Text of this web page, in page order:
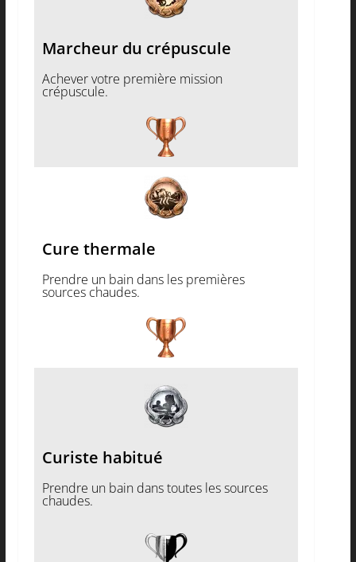
Marcheur du crépuscule
Achever votre première mission
crépuscule.
Cure thermale
Prendre un bain dans les premières
sources chaudes.
Curiste habitué
Prendre un bain dans toutes les sources
chaudes.